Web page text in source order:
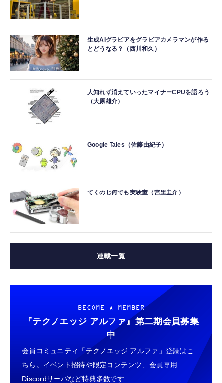
生成AIグラビアをグラビアカメラマンが作る
とどうなる？（西川和久）
人知れず消えていったマイナーCPUを語ろう
（大原雄介）
Google Tales（佐藤由紀子）
てくのじ何でも実験室（宮里圭介）
連載一覧
BECOME A MEMBER
『テクノエッジ アルファ』 第二期会員募集
中
会員コミュニティ「テクノエッジ アルファ」登録はこ
ちら。イベント招待や限定コンテンツ、会員専用
Discordサーバなど特典多数です